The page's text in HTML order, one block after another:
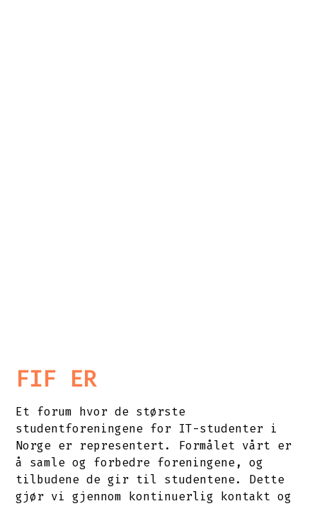
FIF ER
Et forum hvor de største
studentforeningene for IT-studenter i
Norge er representert. Formålet vårt er
å samle og forbedre foreningene, og
tilbudene de gir til studentene. Dette
gjør vi gjennom kontinuerlig kontakt og